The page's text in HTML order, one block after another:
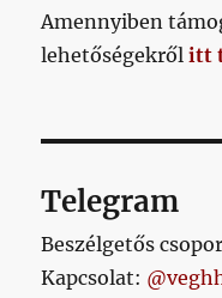
Amennyiben
lehetőségekrőlitt
Telegram
Beszélgetős
Kapcsolat: